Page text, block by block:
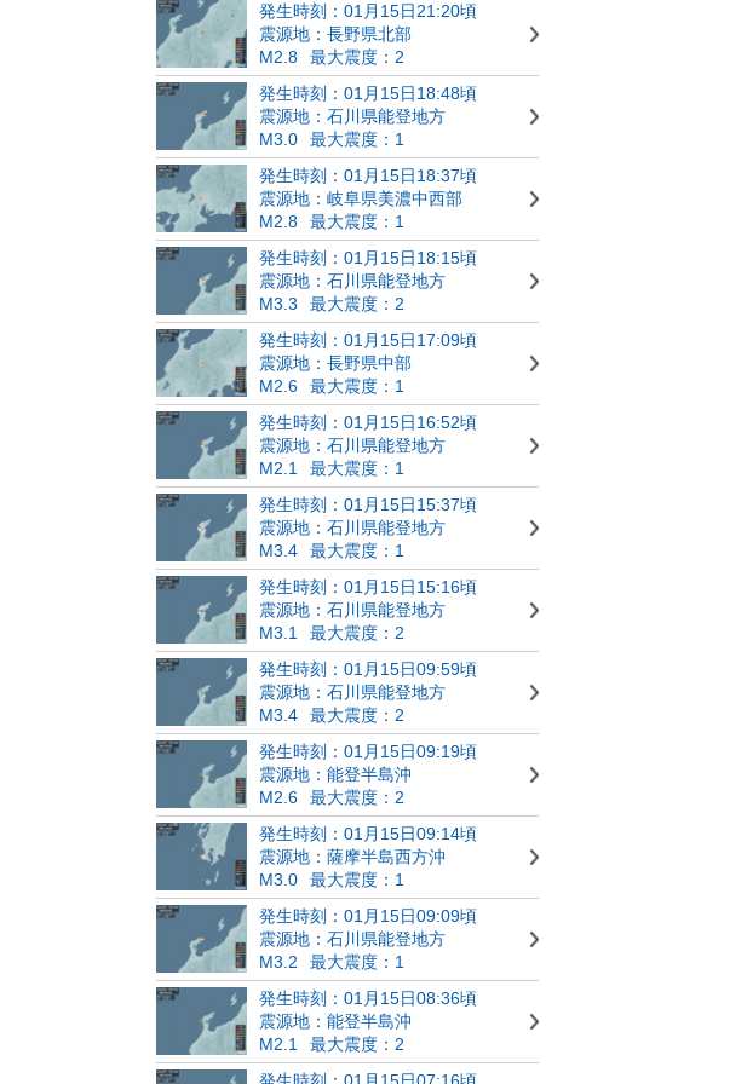
発生時刻：01月15日21:20頃
震源地：長野県北部
M2.8
最大震度：2
発生時刻：01月15日18:48頃
震源地：石川県能登地方
M3.0
最大震度：1
発生時刻：01月15日18:37頃
震源地：岐阜県美濃中西部
M2.8
最大震度：1
発生時刻：01月15日18:15頃
震源地：石川県能登地方
M3.3
最大震度：2
発生時刻：01月15日17:09頃
震源地：長野県中部
M2.6
最大震度：1
発生時刻：01月15日16:52頃
震源地：石川県能登地方
M2.1
最大震度：1
発生時刻：01月15日15:37頃
震源地：石川県能登地方
M3.4
最大震度：1
発生時刻：01月15日15:16頃
震源地：石川県能登地方
M3.1
最大震度：2
発生時刻：01月15日09:59頃
震源地：石川県能登地方
M3.4
最大震度：2
発生時刻：01月15日09:19頃
震源地：能登半島沖
M2.6
最大震度：2
発生時刻：01月15日09:14頃
震源地：薩摩半島西方沖
M3.0
最大震度：1
発生時刻：01月15日09:09頃
震源地：石川県能登地方
M3.2
最大震度：1
発生時刻：01月15日08:36頃
震源地：能登半島沖
M2.1
最大震度：2
発生時刻：01月15日07:16頃